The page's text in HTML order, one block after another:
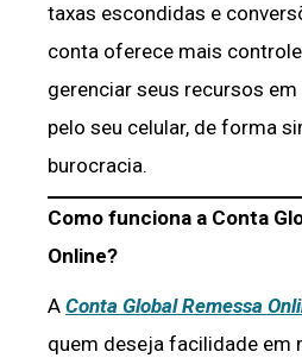
taxas escondidas e
conta oferece mais
gerenciar seus recursos
pelo seu celular, de forma
burocracia.
Como funciona a Conta
Online?
A Conta Global Remessa
quem deseja facilidade em